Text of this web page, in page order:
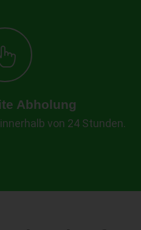
Abholung
von 24 Stunden.